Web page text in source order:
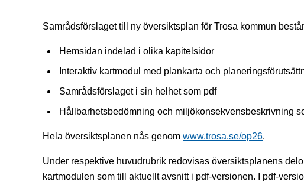
Samrådsförslaget till ny översiktsplan för Trosa kommun
Hemsidan indelad i olika kapitelsidor
Interaktiv kartmodul med plankarta och
Samrådsförslaget i sin helhet som pdf
Hållbarhetsbedömning och miljökonsekvensbeskrivning
Hela översiktsplanen nås genom www.trosa.se/op26.
Under respektive huvudrubrik redovisas översiktsplanens
kartmodulen som till aktuellt avsnitt i pdf-versionen. I pdf-